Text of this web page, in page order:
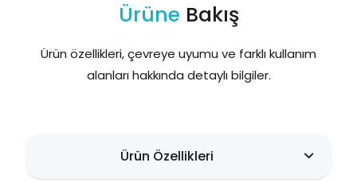
Ürüne Bakış
Ürün özellikleri, çevreye uyumu ve farklı kullanım
alanları hakkında detaylı bilgiler.
Ürün Özellikleri